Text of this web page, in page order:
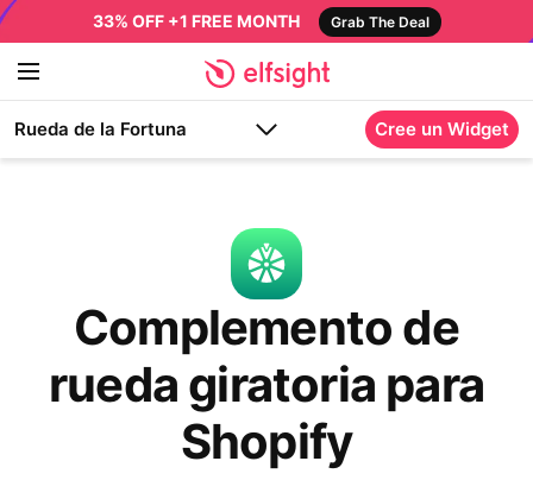
33% OFF +1 FREE MONTH Grab The Deal
Rueda de la Fortuna Cree un Widget
Complemento de
rueda giratoria para
Shopify